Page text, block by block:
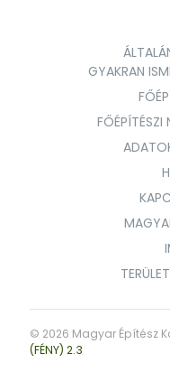
GYAKRAN
FŐÉPÍTÉSZI
© 2026 Magyar Építész
(FÉNY) 2.3